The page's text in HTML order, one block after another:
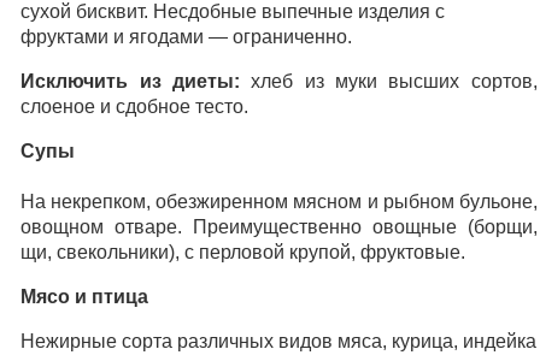
сухой бисквит. Несдобные выпечные изделия с
фруктами и ягодами — ограниченно.
Исключить из диеты: хлеб из муки высших сортов,
слоеное и сдобное тесто.
Супы
На некрепком, обезжиренном мясном и рыбном бульоне,
овощном отваре. Преимущественно овощные (борщи,
щи, свекольники), с перловой крупой, фруктовые.
Мясо и птица
Нежирные сорта различных видов мяса, курица, индейка